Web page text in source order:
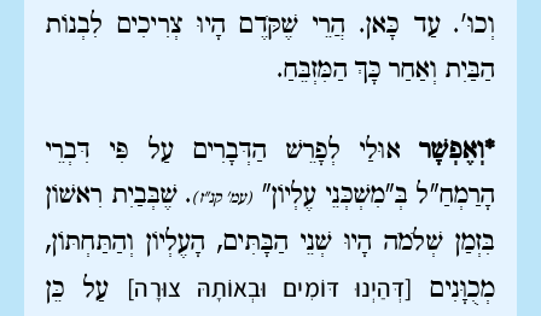
וְכוּ'. עַד כָּאן. הֲרֵי שֶׁקֹּדֶם הָיוּ צְרִיכִים לִבְנוֹת
הַבַּיִת וְאַחַר כָּךְ הַמִּזְבֵּחַ.
*וְאֶפְשָׁראוּלַי לְפָרֵשׁ הַדְּבָרִים עַל פִּי דִּבְרֵי
הָרַמְחַ"ל בְּ"מִשְׁכְּנֵי עֶלְיוֹן" (עמ' קנ"ז). שֶׁבְּבַיִת רִאשׁוֹן
בִּזְמַן שְׁלֹמֹה הָיוּ שְׁנֵי הַבָּתִּים, הָעֶלְיוֹן וְהַתַּחְתּוֹן,
מְכֻוָּנִים [דְּהַיְנוּ דּוֹמִים וּבְאוֹתָהּ צוּרָה] עַל כֵּן